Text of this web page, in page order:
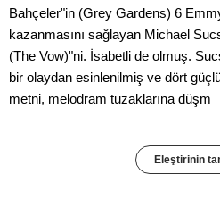
Bahçeler"in (Grey Gardens) 6
kazanmasını sağlayan Michael
(The Vow)"ni. İsabetli de olmuş.
bir olaydan esinlenilmiş ve dört
metni, melodram tuzaklarına düşm
Eleştirinin